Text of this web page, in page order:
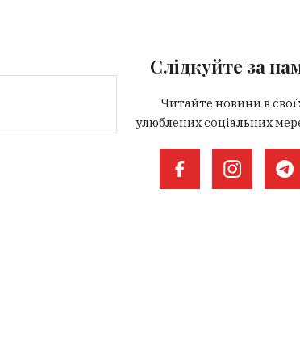
Слідкуйте за
Читайте новини в
улюблених соціальних